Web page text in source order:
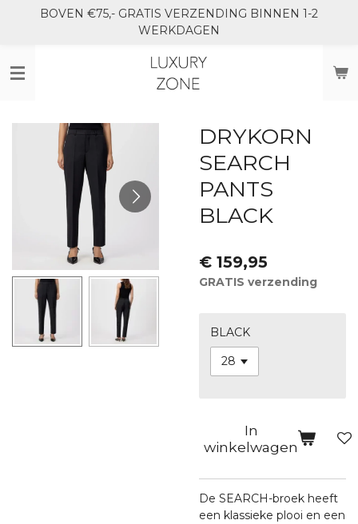
de
hoofdinhoud
BOVEN €75,- GRATIS VERZENDING BINNEN 1-2
WERKDAGEN
DRYKORN
SEARCH
PANTS
BLACK
€ 159,95
GRATIS verzending
BLACK
In
winkelwagen
De SEARCH-broek heeft
een klassieke plooi en een